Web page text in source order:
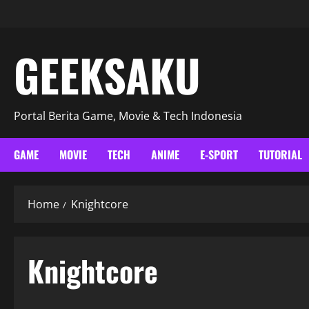
GEEKSAKU
Portal Berita Game, Movie & Tech Indonesia
GAME MOVIE TECH ANIME E-SPORT TUTORIAL
Home Knightcore
Knightcore